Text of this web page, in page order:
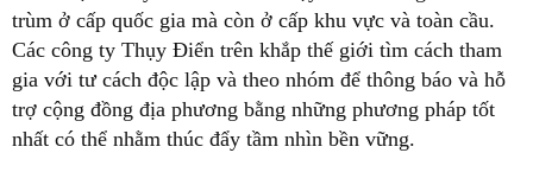
trùm ở cấp quốc gia mà còn ở cấp khu vực và toàn cầu.
Các công ty Thụy Điển trên khắp thế giới tìm cách tham
gia với tư cách độc lập và theo nhóm để thông báo và hỗ
trợ cộng đồng địa phương bằng những phương pháp tốt
nhất có thể nhằm thúc đẩy tầm nhìn bền vững.